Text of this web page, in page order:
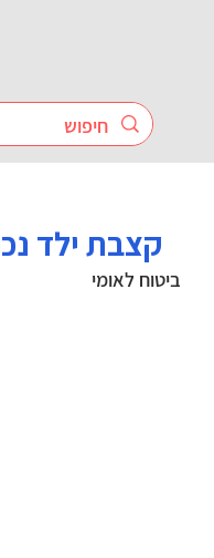
קצבת ילד
ביטוח לאומי